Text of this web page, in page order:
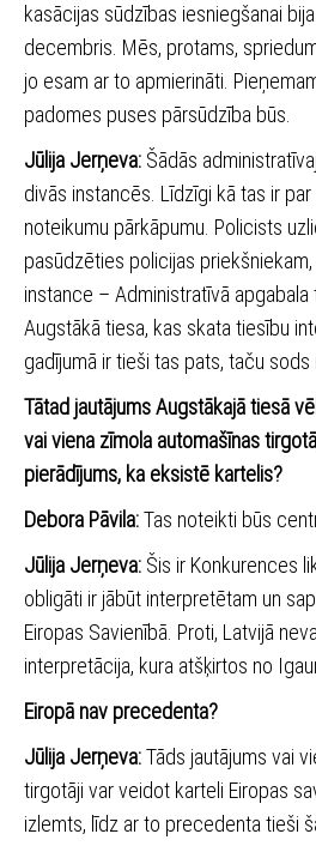
kasācijas sūdzības iesniegšanai
decembris. Mēs, protams,
jo esam ar to apmierināti.
padomes puses pārsūdzība būs.
Jūlija Jerņeva: Šādās
divās instancēs. Līdzīgi kā tas ir
noteikumu pārkāpumu. Policists
pasūdzēties policijas
instance – Administratīvā apgabala
Augstākā tiesa, kas skata tiesību
gadījumā ir tieši tas pats, taču sods
Tātad jautājums Augstākajā tiesā
vai viena zīmola automašīnas
pierādījums, ka eksistē kartelis?
Debora Pāvila:Tas noteikti būs
Jūlija Jerņeva: Šis ir Konkurences
obligāti ir jābūt interpretētam un
Eiropas Savienībā. Proti, Latvijā
interpretācija, kura atšķirtos no
Eiropā nav precedenta?
Jūlija Jerņeva:Tāds jautājums vai
tirgotāji var veidot karteli Eiropas
izlemts, līdz ar to precedenta tieši